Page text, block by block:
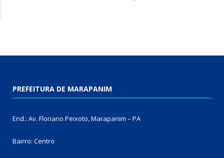
PREFEITURA DE MARAPANIM
End.: Av. Floriano Peixoto, Marapanim – PA
Bairro: Centro